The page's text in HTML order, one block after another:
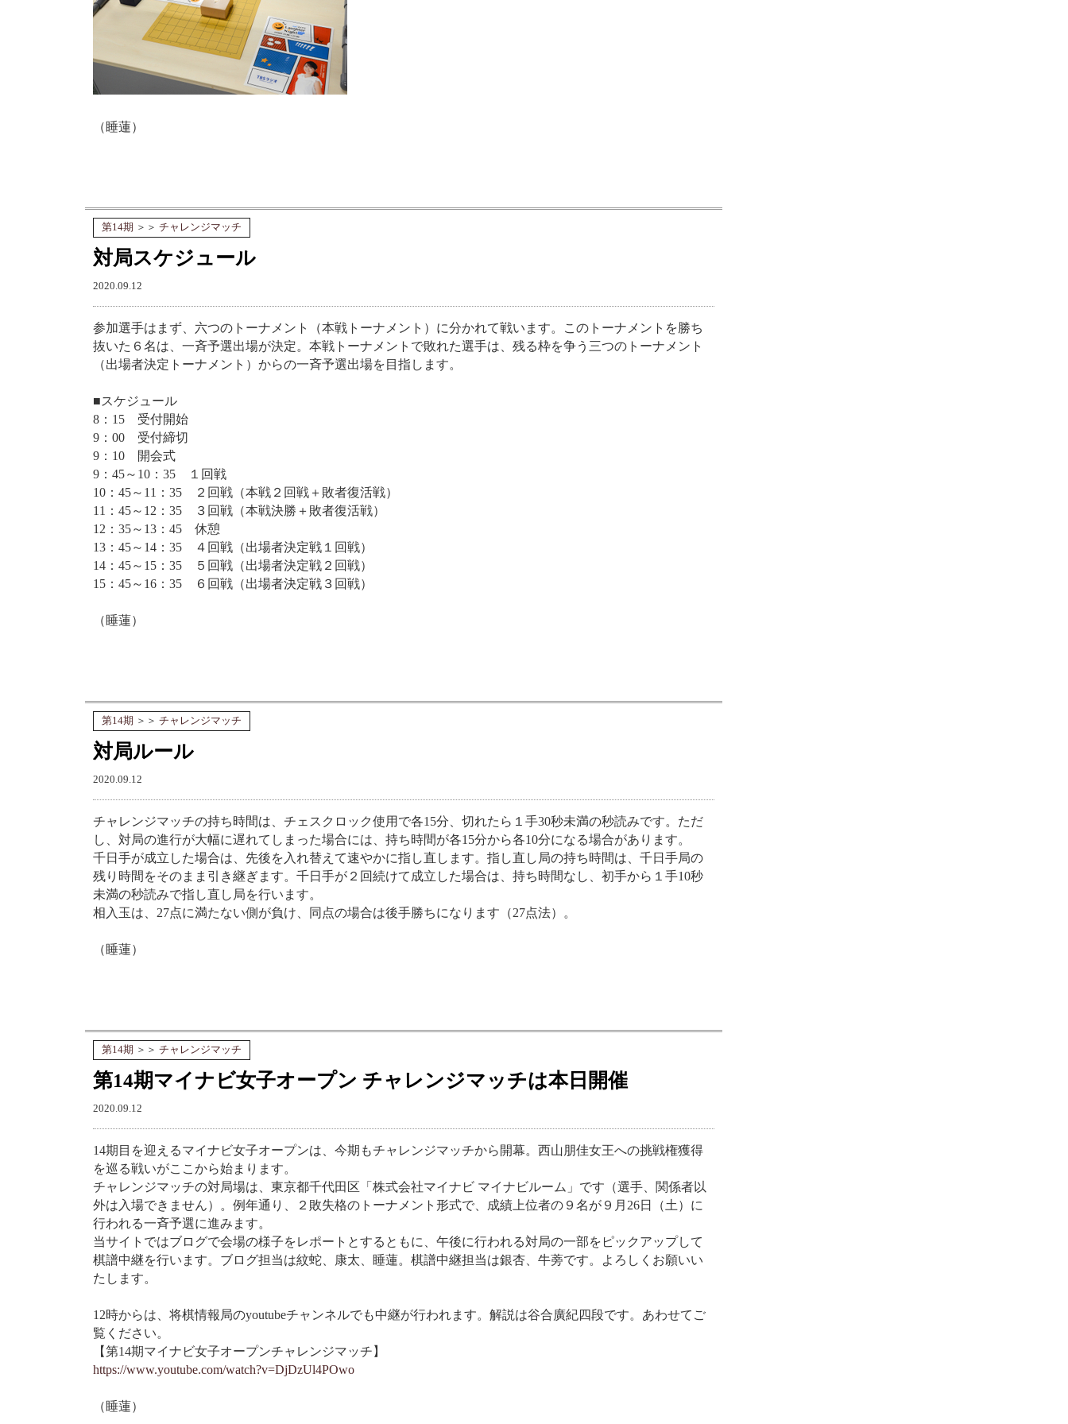
（睡蓮）
第14期 ＞＞ チャレンジマッチ
対局スケジュール
2020.09.12
参加選手はまず、六つのトーナメント（本戦トーナメント）に分かれて戦います。このトーナメントを勝ち
抜いた６名は、一斉予選出場が決定。本戦トーナメントで敗れた選手は、残る枠を争う三つのトーナメント
（出場者決定トーナメント）からの一斉予選出場を目指します。
■スケジュール
8：15 受付開始
9：00 受付締切
9：10 開会式
9：45～10：35 １回戦
10：45～11：35 ２回戦（本戦２回戦＋敗者復活戦）
11：45～12：35 ３回戦（本戦決勝＋敗者復活戦）
12：35～13：45 休憩
13：45～14：35 ４回戦（出場者決定戦１回戦）
14：45～15：35 ５回戦（出場者決定戦２回戦）
15：45～16：35 ６回戦（出場者決定戦３回戦）
（睡蓮）
第14期 ＞＞ チャレンジマッチ
対局ルール
2020.09.12
チャレンジマッチの持ち時間は、チェスクロック使用で各15分、切れたら１手30秒未満の秒読みです。ただ
し、対局の進行が大幅に遅れてしまった場合には、持ち時間が各15分から各10分になる場合があります。
千日手が成立した場合は、先後を入れ替えて速やかに指し直します。指し直し局の持ち時間は、千日手局の
残り時間をそのまま引き継ぎます。千日手が２回続けて成立した場合は、持ち時間なし、初手から１手10秒
未満の秒読みで指し直し局を行います。
相入玉は、27点に満たない側が負け、同点の場合は後手勝ちになります（27点法）。
（睡蓮）
第14期 ＞＞ チャレンジマッチ
第14期マイナビ女子オープン チャレンジマッチは本日開催
2020.09.12
14期目を迎えるマイナビ女子オープンは、今期もチャレンジマッチから開幕。西山朋佳女王への挑戦権獲得
を巡る戦いがここから始まります。
チャレンジマッチの対局場は、東京都千代田区「株式会社マイナビ マイナビルーム」です（選手、関係者以
外は入場できません）。例年通り、２敗失格のトーナメント形式で、成績上位者の９名が９月26日（土）に
行われる一斉予選に進みます。
当サイトではブログで会場の様子をレポートとするともに、午後に行われる対局の一部をピックアップして
棋譜中継を行います。ブログ担当は紋蛇、康太、睡蓮。棋譜中継担当は銀杏、牛蒡です。よろしくお願いい
たします。
12時からは、将棋情報局のyoutubeチャンネルでも中継が行われます。解説は谷合廣紀四段です。あわせてご
覧ください。
【第14期マイナビ女子オープンチャレンジマッチ】
https://www.youtube.com/watch?v=DjDzUl4POwo
（睡蓮）